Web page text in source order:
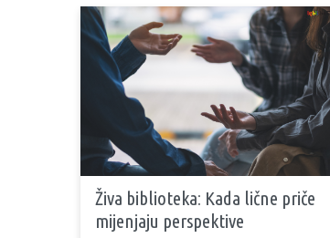
Živa biblioteka: Kada lične priče
mijenjaju perspektive